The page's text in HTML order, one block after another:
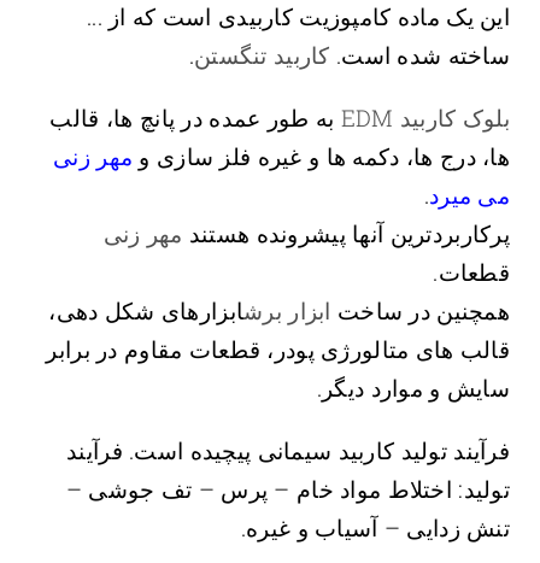
این یک ماده کامپوزیت کاربیدی است که از ...
ساخته شده است. کاربید تنگستن.
بلوک کاربید EDM
به طور عمده در پانچ ها، قالب
ها، درج ها، دکمه ها و غیره فلز سازی و مهر زنی
می میرد.
پرکاربردترین آنها پیشرونده هستند مهر زنی
قطعات.
همچنین در ساخت ابزار برشابزارهای شکل دهی،
قالب های متالورژی پودر، قطعات مقاوم در برابر
سایش و موارد دیگر.
فرآیند تولید کاربید سیمانی پیچیده است. فرآیند
تولید: اختلاط مواد خام – پرس – تف جوشی –
تنش زدایی – آسیاب و غیره.